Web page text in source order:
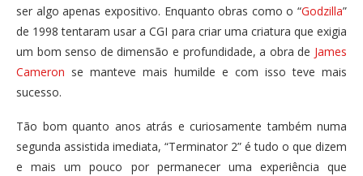
ser algo apenas expositivo. Enquanto obras como o “Godzilla”
de 1998 tentaram usar a CGI para criar uma criatura que exigia
um bom senso de dimensão e profundidade, a obra de James
Cameron se manteve mais humilde e com isso teve mais
sucesso.
Tão bom quanto anos atrás e curiosamente também numa
segunda assistida imediata, “Terminator 2” é tudo o que dizem
e mais um pouco por permanecer uma experiência que